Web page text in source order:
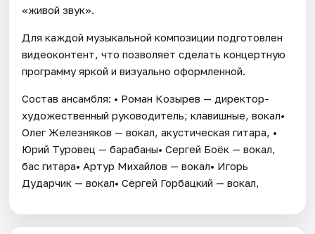
«живой звук».
Для каждой музыкальной композиции подготовлен
видеоконтент, что позволяет сделать концертную
программу яркой и визуально оформленной.
Состав ансамбля: • Роман Козырев — директор-
художественный руководитель; клавишные, вокал•
Олег Железняков — вокал, акустическая гитара, •
Юрий Туровец — барабаны• Сергей Боёк — вокал,
бас гитара• Артур Михайлов — вокал• Игорь
Дударчик — вокал• Сергей Горбацкий — вокал,